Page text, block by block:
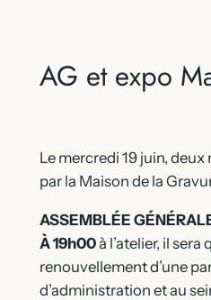
AG et expo
Le mercredi 19 juin,
par la Maison de la
ASSEMBLÉE
À 19h00à l’atelier, il sera
renouvellement d’une
d’administration et au